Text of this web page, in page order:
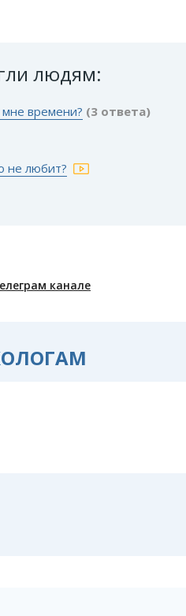
людям:
времени? (3 ответа)
не любит?
канале